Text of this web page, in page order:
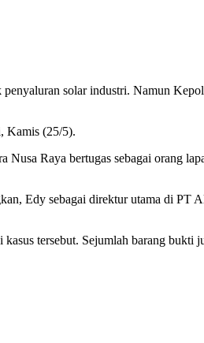
solar industri. Namun
Kamis (25/5).
Raya bertugas sebagai orang
Edy sebagai direktur utama di PT
tersebut. Sejumlah barang bukti